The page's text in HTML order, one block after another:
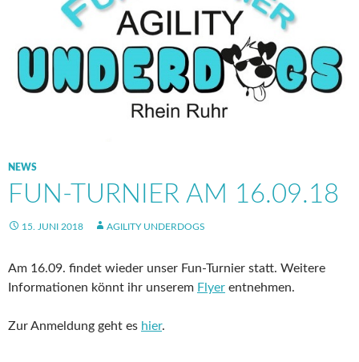
NEWS
FUN-TURNIER AM 16.09.18
15. JUNI 2018 AGILITY UNDERDOGS
Am 16.09. findet wieder unser Fun-Turnier statt. Weitere
Informationen könnt ihr unserem Flyer entnehmen.
Zur Anmeldung geht es hier.